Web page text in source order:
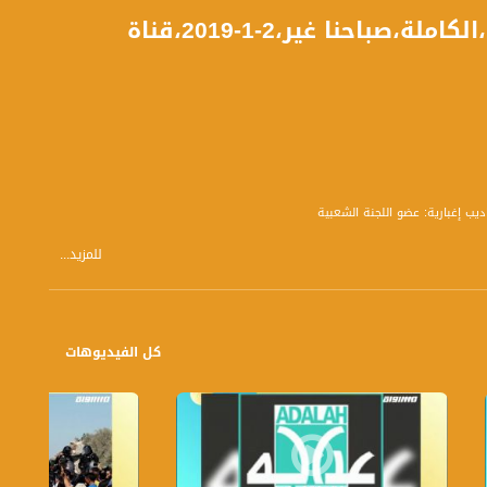
المربعانية: تقسيم فصل الشتاء عند الفلاح الفلسطيني،الكاملة،صباحنا غير،2-1-2019،قناة
طالبة إعلام مدرسة جت الثانوية - ليليان فطيمة- طالبة إعلام مدرسة جت
فتحية خطيب باحثة في التراث الفلسطيني - عبد نمارنة : عضو قيادة المؤسسات
للمزيد...
كل الفيديوهات